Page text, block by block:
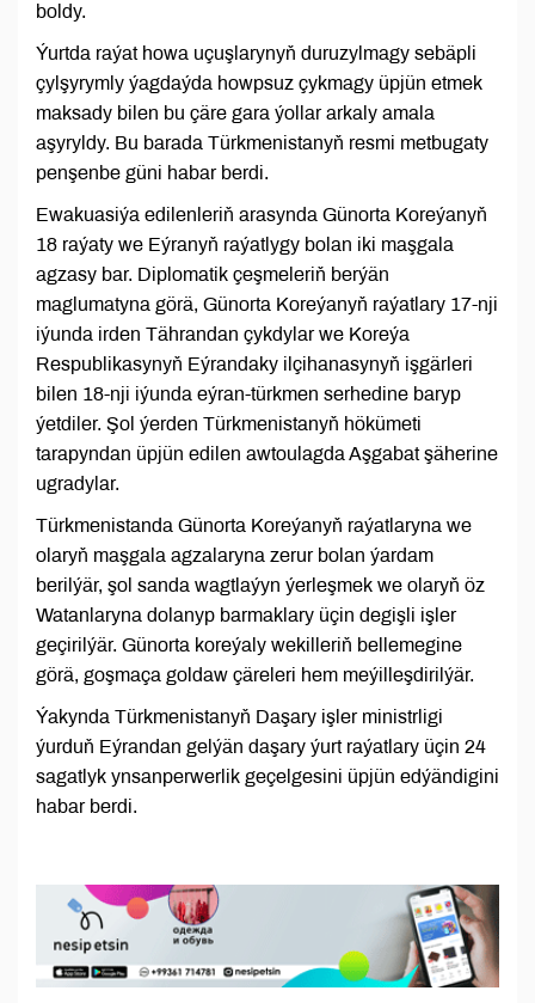
boldy.
Ýurtda raýat howa uçuşlarynyň duruzylmagy sebäpli
çylşyrymly ýagdaýda howpsuz çykmagy üpjün etmek
maksady bilen bu çäre gara ýollar arkaly amala
aşyryldy. Bu barada Türkmenistanyň resmi metbugaty
penşenbe güni habar berdi.
Ewakuasiýa edilenleriň arasynda Günorta Koreýanyň
18 raýaty we Eýranyň raýatlygy bolan iki maşgala
agzasy bar. Diplomatik çeşmeleriň berýän
maglumatyna görä, Günorta Koreýanyň raýatlary 17-nji
iýunda irden Tährandan çykdylar we Koreýa
Respublikasynyň Eýrandaky ilçihanasynyň işgärleri
bilen 18-nji iýunda eýran-türkmen serhedine baryp
ýetdiler. Şol ýerden Türkmenistanyň hökümeti
tarapyndan üpjün edilen awtoulagda Aşgabat şäherine
ugradylar.
Türkmenistanda Günorta Koreýanyň raýatlaryna we
olaryň maşgala agzalaryna zerur bolan ýardam
berilýär, şol sanda wagtlaýyn ýerleşmek we olaryň öz
Watanlaryna dolanyp barmaklary üçin degişli işler
geçirilýär. Günorta koreýaly wekilleriň bellemegine
görä, goşmaça goldaw çäreleri hem meýilleşdirilýär.
Ýakynda Türkmenistanyň Daşary işler ministrligi
ýurduň Eýrandan gelýän daşary ýurt raýatlary üçin 24
sagatlyk ynsanperwerlik geçelgesini üpjün edýändigini
habar berdi.